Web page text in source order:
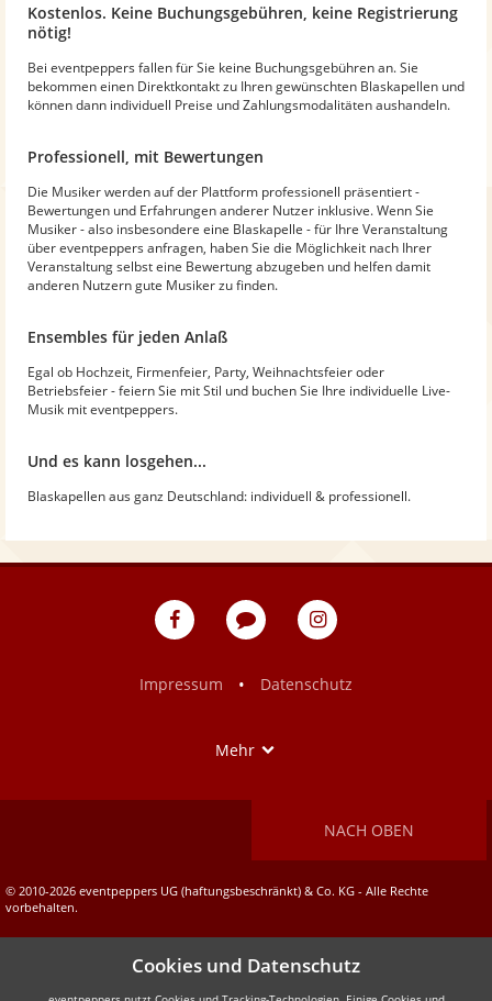
Kostenlos. Keine Buchungsgebühren, keine Registrierung
nötig!
Bei eventpeppers fallen für Sie keine Buchungsgebühren an. Sie
bekommen einen Direktkontakt zu Ihren gewünschten Blaskapellen und
können dann individuell Preise und Zahlungsmodalitäten aushandeln.
Professionell, mit Bewertungen
Die Musiker werden auf der Plattform professionell präsentiert -
Bewertungen und Erfahrungen anderer Nutzer inklusive. Wenn Sie
Musiker - also insbesondere eine Blaskapelle - für Ihre Veranstaltung
über eventpeppers anfragen, haben Sie die Möglichkeit nach Ihrer
Veranstaltung selbst eine Bewertung abzugeben und helfen damit
anderen Nutzern gute Musiker zu finden.
Ensembles für jeden Anlaß
Egal ob Hochzeit, Firmenfeier, Party, Weihnachtsfeier oder
Betriebsfeier - feiern Sie mit Stil und buchen Sie Ihre individuelle Live-
Musik mit eventpeppers.
Und es kann losgehen...
Blaskapellen aus ganz Deutschland: individuell & professionell.
eventpeppers
Blog
eventpeppers
Impressum
• Datenschutz
Mehr
NACH OBEN
© 2010-2026 eventpeppers UG (haftungsbeschränkt) & Co. KG - Alle Rechte
vorbehalten.
Cookies und Datenschutz